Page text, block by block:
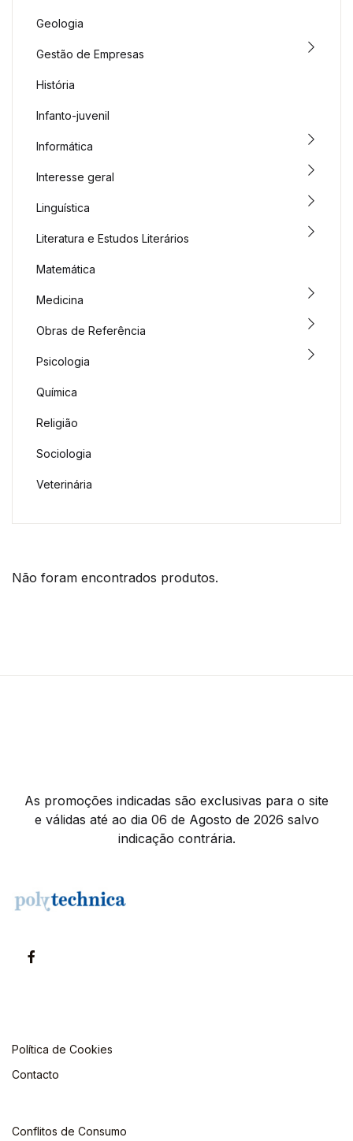
Não foram encontrados produtos.
Geologia
Gestão de Empresas
História
Infanto-juvenil
Informática
Interesse geral
Linguística
Literatura e Estudos Literários
Matemática
Medicina
Obras de Referência
Psicologia
Química
Religião
Sociologia
Veterinária
As promoções indicadas são exclusivas para o site
e válidas até ao dia 06 de Agosto de 2026 salvo
indicação contrária.
Política de Cookies
Contacto
Conflitos de Consumo